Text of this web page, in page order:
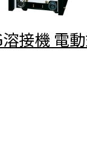
接機 電